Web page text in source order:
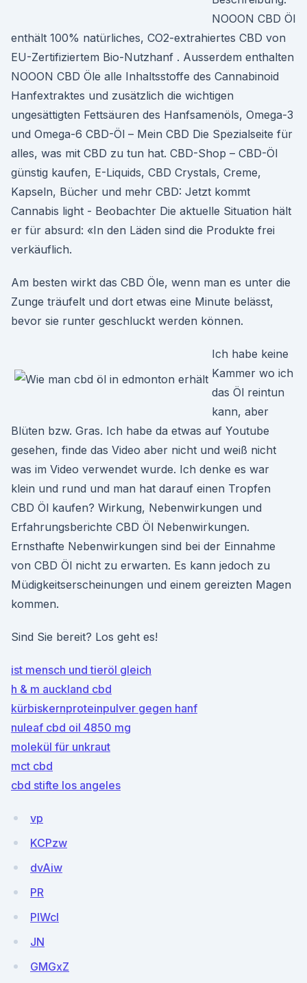
NOOON CBD Öl
enthält 100% natürliches, CO2-extrahiertes CBD von
EU-Zertifiziertem Bio-Nutzhanf . Ausserdem enthalten
NOOON CBD Öle alle Inhaltsstoffe des Cannabinoid
Hanfextraktes und zusätzlich die wichtigen
ungesättigten Fettsäuren des Hanfsamenöls, Omega-3
und Omega-6 CBD-Öl – Mein CBD Die Spezialseite für
alles, was mit CBD zu tun hat. CBD-Shop – CBD-Öl
günstig kaufen, E-Liquids, CBD Crystals, Creme,
Kapseln, Bücher und mehr CBD: Jetzt kommt
Cannabis light - Beobachter Die aktuelle Situation hält
er für absurd: «In den Läden sind die Produkte frei
verkäuflich.
Am besten wirkt das CBD Öle, wenn man es unter die
Zunge träufelt und dort etwas eine Minute belässt,
bevor sie runter geschluckt werden können.
Ich habe keine
Kammer wo ich
das Öl reintun
kann, aber
Blüten bzw. Gras. Ich habe da etwas auf Youtube
gesehen, finde das Video aber nicht und weiß nicht
was im Video verwendet wurde. Ich denke es war
klein und rund und man hat darauf einen Tropfen
CBD Öl kaufen? Wirkung, Nebenwirkungen und
Erfahrungsberichte CBD Öl Nebenwirkungen.
Ernsthafte Nebenwirkungen sind bei der Einnahme
von CBD Öl nicht zu erwarten. Es kann jedoch zu
Müdigkeitserscheinungen und einem gereizten Magen
kommen.
Sind Sie bereit? Los geht es!
ist mensch und tieröl gleich
h & m auckland cbd
kürbiskernproteinpulver gegen hanf
nuleaf cbd oil 4850 mg
molekül für unkraut
mct cbd
cbd stifte los angeles
vp
KCPzw
dvAiw
PR
PIWcl
JN
GMGxZ